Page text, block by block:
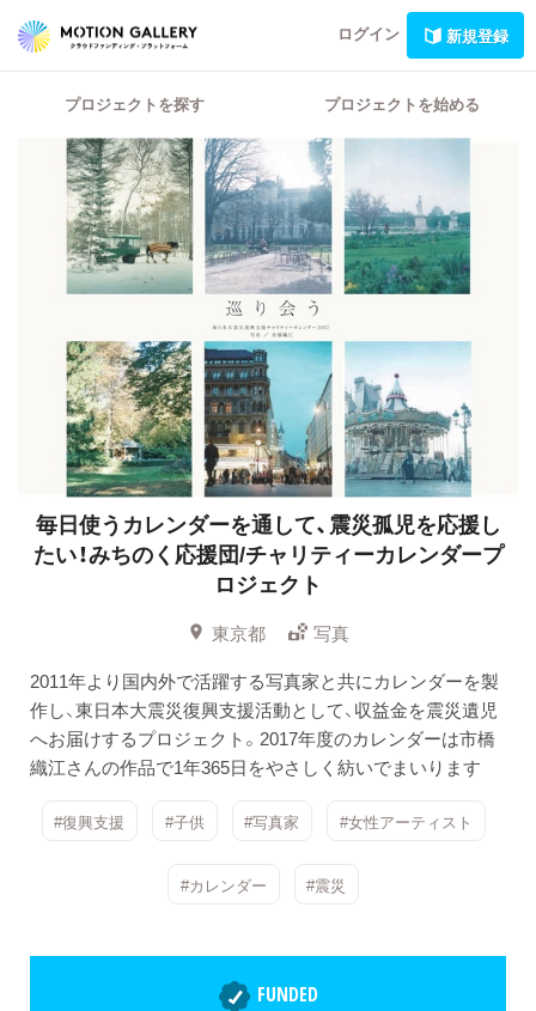
ログイン 新規登録
プロジェクトを探す プロジェクトを始める
毎日使うカレンダーを通して、震災孤児を応援し
たい！みちのく応援団/チャリティーカレンダープ
ロジェクト
東京都
写真
2011年より国内外で活躍する写真家と共にカレンダーを製
作し、東日本大震災復興支援活動として、収益金を震災遺児
へお届けするプロジェクト。2017年度のカレンダーは市橋
織江さんの作品で1年365日をやさしく紡いでまいります
#復興支援 #子供 #写真家 #女性アーティスト
#カレンダー #震災
FUNDED